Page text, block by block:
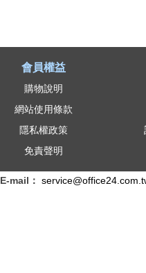
會員權益
購物說明
網站使用條款
隱私權政策
免責聲明
E-mail：